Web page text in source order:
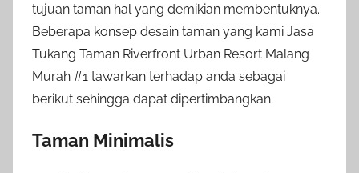
tujuan taman hal yang demikian membentuknya.
Beberapa konsep desain taman yang kami Jasa
Tukang Taman Riverfront Urban Resort Malang
Murah #1 tawarkan terhadap anda sebagai
berikut sehingga dapat dipertimbangkan:
Taman Minimalis